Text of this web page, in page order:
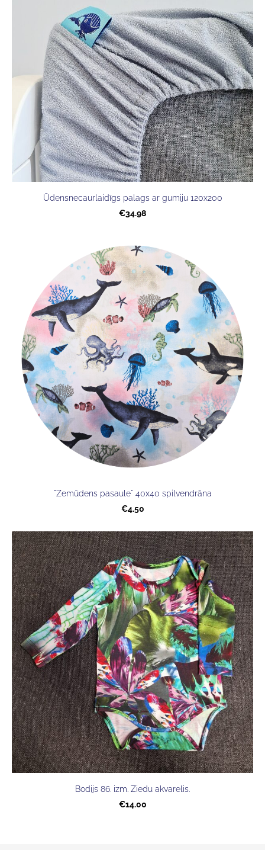
Ūdensnecaurlaidīgs palags ar gumiju 120x200
€34.98
"Zemūdens pasaule" 40x40 spilvendrāna
€4.50
Bodijs 86. izm. Ziedu akvarelis.
€14.00